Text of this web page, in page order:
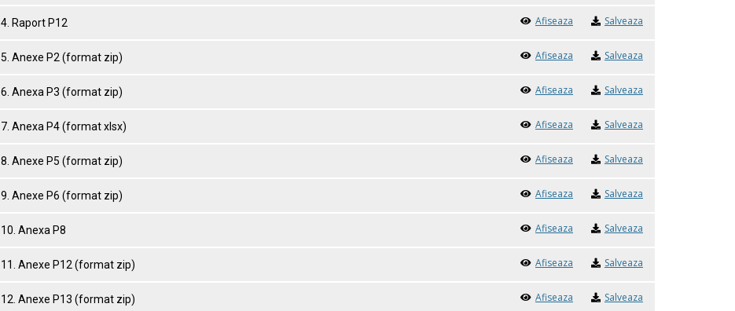
4. Raport P12 Afiseaza Salveaza
5. Anexe P2 (format zip) Afiseaza Salveaza
6. Anexa P3 (format zip) Afiseaza Salveaza
7. Anexa P4 (format xlsx) Afiseaza Salveaza
8. Anexe P5 (format zip) Afiseaza Salveaza
9. Anexe P6 (format zip) Afiseaza Salveaza
10. Anexa P8 Afiseaza Salveaza
11. Anexe P12 (format zip) Afiseaza Salveaza
12. Anexe P13 (format zip) Afiseaza Salveaza